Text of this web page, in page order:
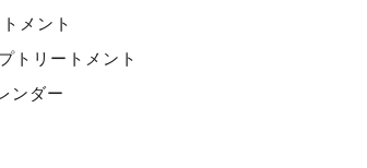
メント
トリートメント
ンダー